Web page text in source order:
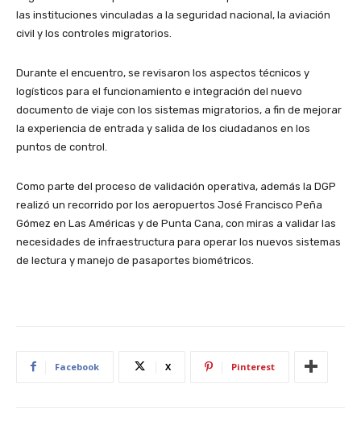
las instituciones vinculadas a la seguridad nacional, la aviación
civil y los controles migratorios.
Durante el encuentro, se revisaron los aspectos técnicos y
logísticos para el funcionamiento e integración del nuevo
documento de viaje con los sistemas migratorios, a fin de mejorar
la experiencia de entrada y salida de los ciudadanos en los
puntos de control.
Como parte del proceso de validación operativa, además la DGP
realizó un recorrido por los aeropuertos José Francisco Peña
Gómez en Las Américas y de Punta Cana, con miras a validar las
necesidades de infraestructura para operar los nuevos sistemas
de lectura y manejo de pasaportes biométricos.
Facebook X Pinterest